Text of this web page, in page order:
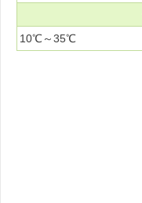
10℃～35℃